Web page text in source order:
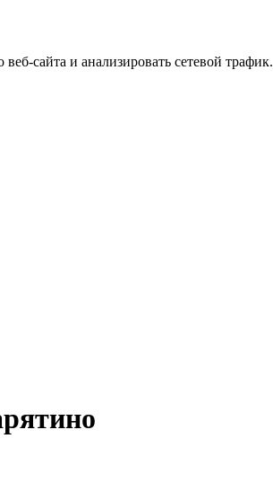
сайта и анализировать сетевой трафик.